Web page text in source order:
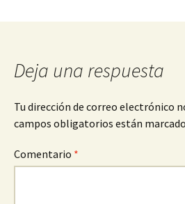
Deja una respuesta
Tu dirección de correo electrónico
campos obligatorios están
Comentario *